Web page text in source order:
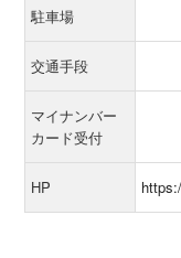
駐車場
交通手段
マイナンバー
カード受付
HP